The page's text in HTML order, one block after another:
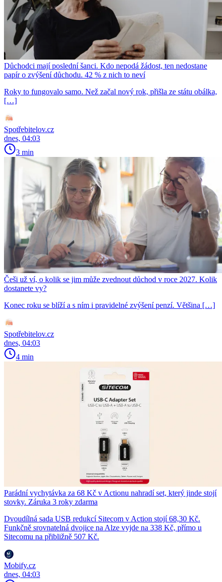
Důchodci mají poslední šanci. Kdo nepodá žádost, ten nedostane
papír o zvýšení důchodu. 42 % z nich to neví
Roky to fungovalo samo. Než začal nový rok, přišla ze státu obálka,
[…]
Spotřebitelov.cz
dnes, 04:03
3 min
Češi už ví, o kolik se jim může zvednout důchod v roce 2027. Kolik
dostanete vy?
Konec roku se blíží a s ním i pravidelné zvýšení penzí. Většina […]
Spotřebitelov.cz
dnes, 04:03
4 min
Parádní vychytávka za 68 Kč v Actionu nahradí set, který jinde stojí
stovky. Záruka 3 roky zdarma
Dvoudílná sada USB redukcí Sitecom v Action stojí 68,30 Kč.
Funkčně srovnatelná dvojice na Alze vyjde na 338 Kč, přímo u
Sitecomu na přibližně 507 Kč.
Mobify.cz
dnes, 04:03